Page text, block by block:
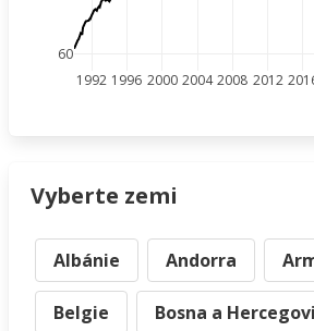
1992 1996 2000 20042008 2012
60
Vyberte zemi
Albánie Andorra
Belgie Bosna a